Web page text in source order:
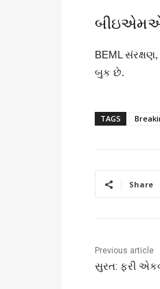
BEML
બુક છે.
TAGS
Share
Previous article
સુરત: ફરી